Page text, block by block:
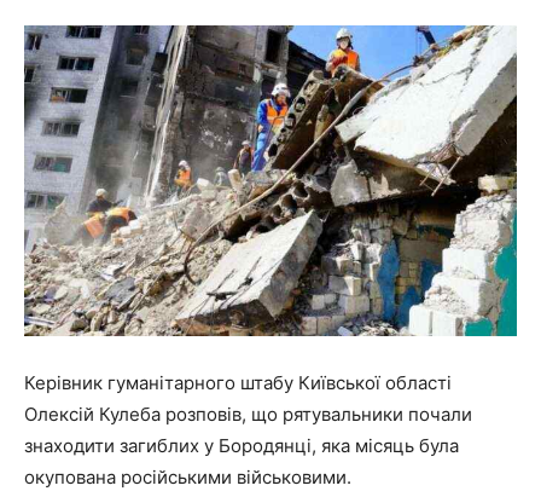
Керівник гуманітарного штабу Київської області
Олексій Кулеба розповів, що рятувальники почали
знаходити загиблих у Бородянці, яка місяць була
окупована російськими військовими.